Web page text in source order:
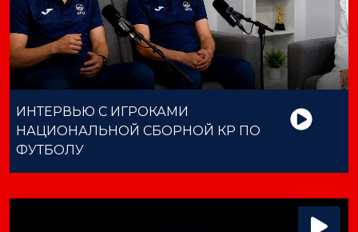
ИНТЕРВЬЮ С ИГРОКАМИ
НАЦИОНАЛЬНОЙ СБОРНОЙ КР ПО
ФУТБОЛУ